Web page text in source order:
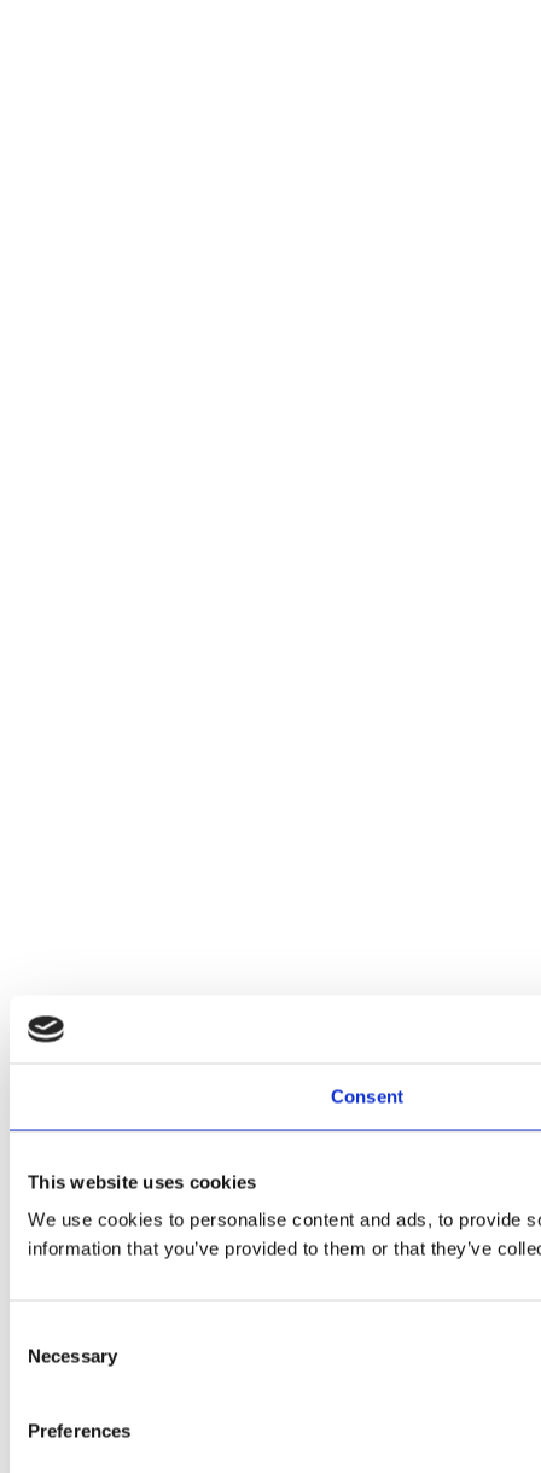
Consent
This website uses cookies
We use cookies to personalise content and ads, to provide
information that you’ve provided to them or that they’ve
Selection
Necessary
Preferences